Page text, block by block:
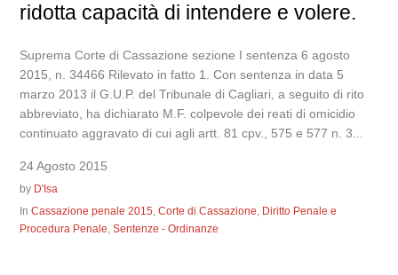
ridotta capacità di intendere e volere.
Suprema Corte di Cassazione sezione I sentenza 6 agosto
2015, n. 34466 Rilevato in fatto 1. Con sentenza in data 5
marzo 2013 il G.U.P. del Tribunale di Cagliari, a seguito di rito
abbreviato, ha dichiarato M.F. colpevole dei reati di omicidio
continuato aggravato di cui agli artt. 81 cpv., 575 e 577 n. 3...
24 Agosto 2015
by D'Isa
InCassazione penale 2015,Corte di Cassazione, Diritto Penale e
Procedura Penale,Sentenze - Ordinanze